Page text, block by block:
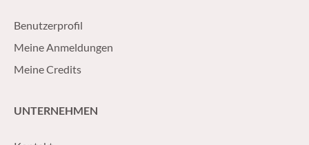
Benutzerprofil
Meine Anmeldungen
Meine Credits
UNTERNEHMEN